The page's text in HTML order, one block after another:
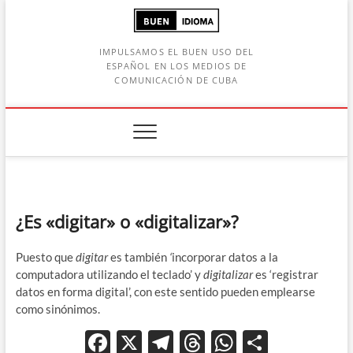
IMPULSAMOS EL BUEN USO DEL
ESPAÑOL EN LOS MEDIOS DE
COMUNICACIÓN DE CUBA
¿Es «digitar» o «digitalizar»?
Puesto quedigitares también ‘incorporar datos a la
computadora utilizando el teclado’ ydigitalizares ‘registrar
datos en forma digital’, con este sentido pueden emplearse
como sinónimos.
F X T T W